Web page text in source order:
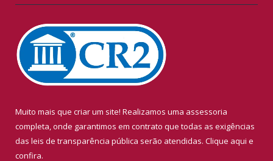
Muito mais que criar um site! Realizamos uma assessoria
completa, onde garantimos em contrato que todas as exigências
das leis de transparência pública serão atendidas. Clique aqui e
confira.